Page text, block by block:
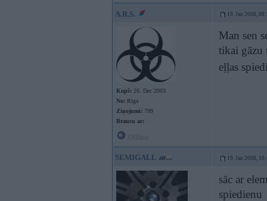
A.R.S. 19. Jan 2008,
Kopš: 26. Dec 2003
No: Rīga
Ziņojumi: 799
Braucu ar:
Man sen
tikai gāzu
eļļas
SEMIGALL 19. Jan 2008,
sāc ar
spiedienu